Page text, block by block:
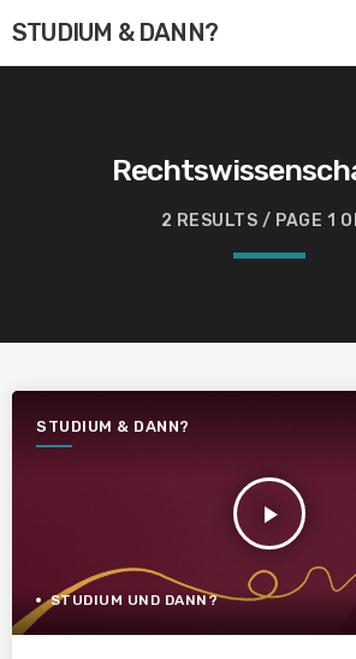
STUDIUM & DANN?
2 RESULTS / PAGE 1
STUDIUM & DANN?
play_arrow
STUDIUM UND DANN?